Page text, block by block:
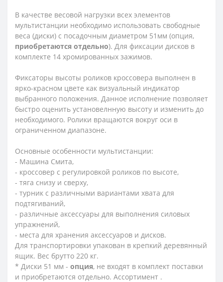
В качестве весовой нагрузки всех элементов
мультистанции необходимо использовать свободные
веса (диски) с посадочным диаметром 51мм (опция,
приобретаются отдельно). Для фиксации дисков в
комплекте 14 хромированных зажимов.
Фиксаторы высоты роликов кроссовера выполнен в
ярко-красном цвете как визуальный индикатор
выбранного положения. Данное исполнение позволяет
быстро оценить установелнную высоту и изменить до
необходимого. Ролики вращаются вокруг оси в
ограниченном диапазоне.
Основные особенности мультистанции:
- Машина Смита,
- кроссовер с регулировкой роликов по высоте,
- тяга снизу и сверху,
- турник с различными вариантами хвата для
подтягиваний,
- различные аксессуары для выполнения силовых
упражнений,
- места для хранения аксессуаров и дисков.
Для транспортировки упакован в крепкий деревянный
ящик. Вес брутто 220 кг.
* Диски 51 мм - опция, не входят в комплект поставки
и приобретаются отдельно. Ассортимент .